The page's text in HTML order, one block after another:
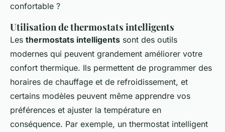
confortable ?
Utilisation de thermostats intelligents
Les thermostats intelligents sont des outils
modernes qui peuvent grandement améliorer votre
confort thermique. Ils permettent de programmer des
horaires de chauffage et de refroidissement, et
certains modèles peuvent même apprendre vos
préférences et ajuster la température en
conséquence. Par exemple, un thermostat intelligent